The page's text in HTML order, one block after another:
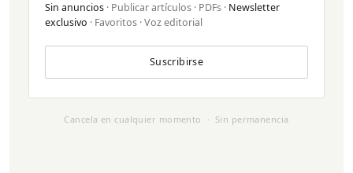
Sin anuncios · Publicar artículos · PDFs · Newsletter
exclusivo · Favoritos · Voz editorial
Suscribirse
Cancela en cualquier momento · Sin permanencia